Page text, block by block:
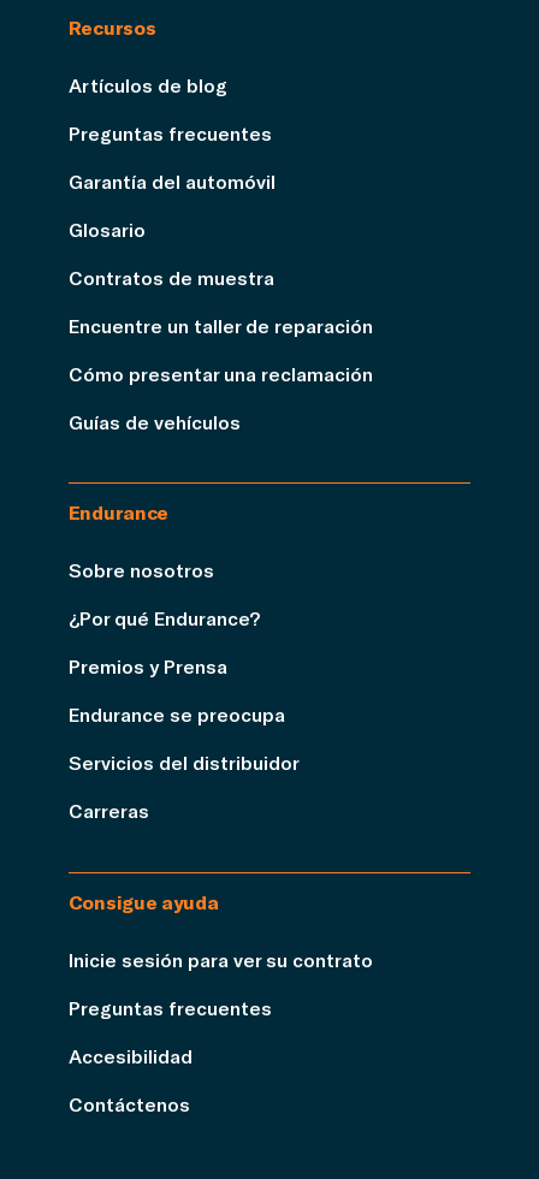
Recursos
Artículos de blog
Preguntas frecuentes
Garantía del automóvil
Glosario
Contratos de muestra
Encuentre un taller de reparación
Cómo presentar una reclamación
Guías de vehículos
Endurance
Sobre nosotros
¿Por qué Endurance?
Premios y Prensa
Endurance se preocupa
Servicios del distribuidor
Carreras
Consigue ayuda
Inicie sesión para ver su contrato
Preguntas frecuentes
Accesibilidad
Contáctenos